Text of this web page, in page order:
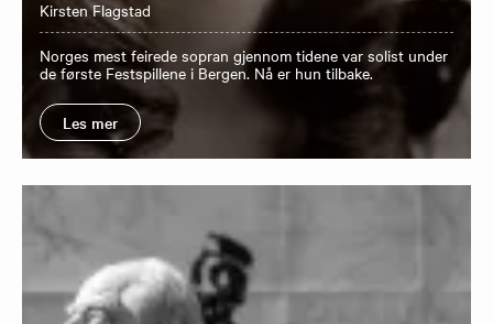
Kirsten Flagstad
Norges mest feirede sopran gjennom tidene var solist under
de første Festspillene i Bergen. Nå er hun tilbake.
Les mer